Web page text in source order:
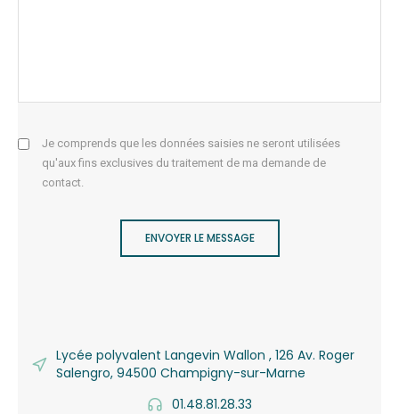
Je comprends que les données saisies ne seront utilisées
qu'aux fins exclusives du traitement de ma demande de
contact.
ENVOYER LE MESSAGE
Lycée polyvalent Langevin Wallon , 126 Av. Roger
Salengro, 94500 Champigny-sur-Marne
01.48.81.28.33